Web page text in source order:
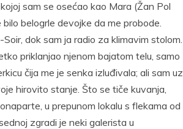
sam se osećao kao Mara (Žan Pol
belogrle devojke da me probode.
dok sam ja radio za klimavim stolom.
priklanjao njenom bajatom telu, samo
čija me je senka izluđivala; ali sam uz
hirovito stanje. Što se tiče kuvanja,
u prepunom lokalu s flekama od
zgradi je neki galerista u